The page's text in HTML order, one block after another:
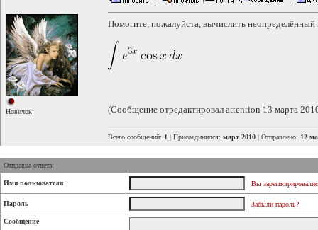
Новичок
Помогите, пожалуйста, вычислить неопределённый
(Сообщение отредактировал attention 13 марта
Всего сообщений: 1 | Присоединился: март 2010 | Отправлено: 12
Отправка ответа:
Имя пользователя Вы
Пароль Забыли пароль?
Сообщение